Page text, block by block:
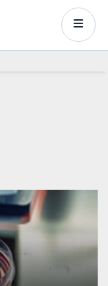
Main